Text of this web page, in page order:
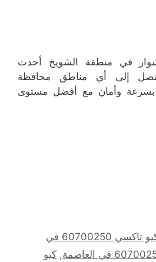
في منطقة الشويخ أحدث
لتصل إلى أي مناطق محافظة
بسرعة وأمان مع أفضل مستوى
كيو تاكسي 60700250 في
, كيو